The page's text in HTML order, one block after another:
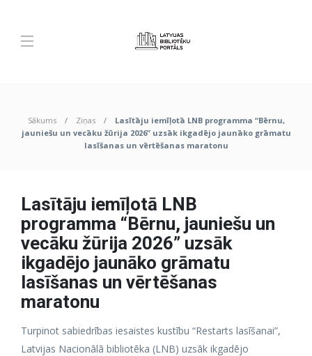
Sākums Ziņas
Lasītāju iemīļotā LNB programma “Bērnu,
jauniešu un vecāku žūrija 2026” uzsāk ikgadējo jaunāko grāmatu
lasīšanas un vērtēšanas maratonu
Lasītāju iemīļotā LNB
programma “Bērnu, jauniešu un
vecāku žūrija 2026” uzsāk
ikgadējo jaunāko grāmatu
lasīšanas un vērtēšanas
maratonu
Turpinot sabiedrības iesaistes kustību “Restarts lasīšanai”,
Latvijas Nacionālā bibliotēka (LNB) uzsāk ikgadējo